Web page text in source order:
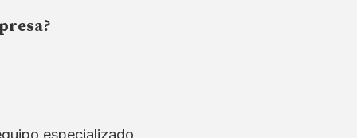
especializado